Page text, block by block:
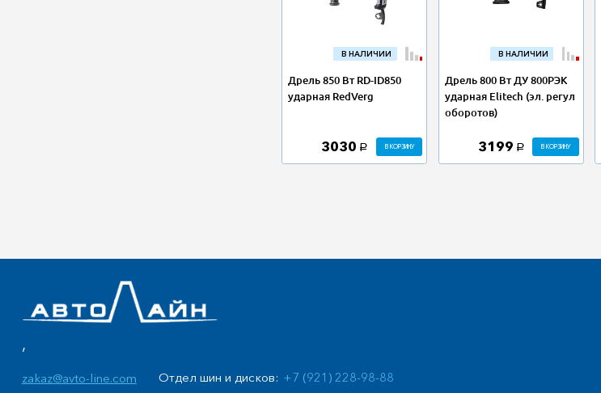
В НАЛИЧИИ
Дрель 850 Вт RD-ID850
ударная RedVerg
3030 a В КОРЗИНУ
В НАЛИЧИИ
Дрель 800 Вт ДУ 800РЭК
ударная Elitech (эл. регул
оборотов)
3199 a В КОРЗИНУ
,
zakaz@avto-line.com Отдел шин и дисков: +7 (921) 228-98-88